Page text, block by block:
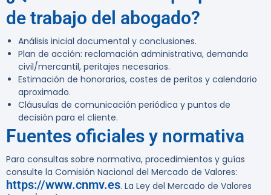
de trabajo del abogado?
Análisis inicial documental y conclusiones.
Plan de acción: reclamación administrativa, demanda
civil/mercantil, peritajes necesarios.
Estimación de honorarios, costes de peritos y calendario
aproximado.
Cláusulas de comunicación periódica y puntos de
decisión para el cliente.
Fuentes oficiales y normativa
Para consultas sobre normativa, procedimientos y guías
consulte la Comisión Nacional del Mercado de Valores:
https://www.cnmv.es. La Ley del Mercado de Valores